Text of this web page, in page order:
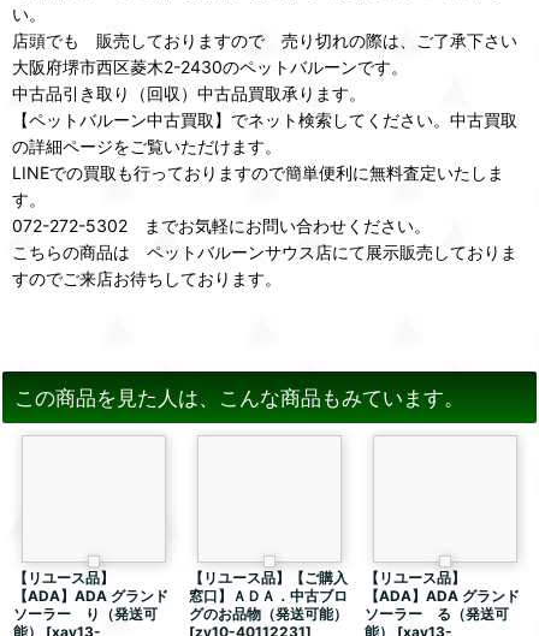
い。
店頭でも 販売しておりますので 売り切れの際は、ご了承下さい
大阪府堺市西区菱木2-2430のペットバルーンです。
中古品引き取り（回収）中古品買取承ります。
【ペットバルーン中古買取】でネット検索してください。中古買取
の詳細ページをご覧いただけます。
LINEでの買取も行っておりますので簡単便利に無料査定いたしま
す。
072-272-5302 までお気軽にお問い合わせください。
こちらの商品は ペットバルーンサウス店にて展示販売しておりま
すのでご来店お待ちしております。
この商品を見た人は、こんな商品もみています。
【リユース品】
【ADA】ADA グランド
ソーラー り（発送可
能）
[xay13-
【リユース品】【ご購入
窓口】ＡＤＡ．中古ブロ
グのお品物（発送可能）
[zy10-40112231]
【リユース品】
【ADA】ADA グランド
ソーラー る（発送可
能）
[xay13-